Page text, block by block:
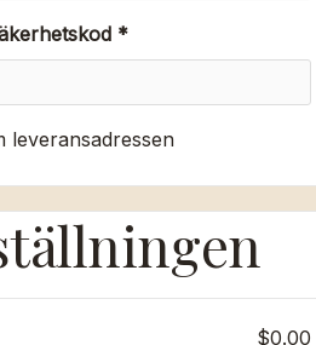
*
leveransadressen
$0.00